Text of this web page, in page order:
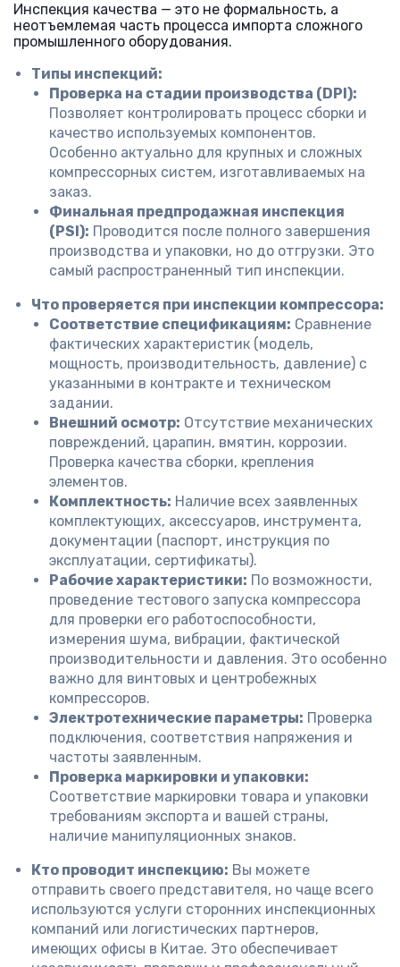
Инспекция качества — это не формальность, а
неотъемлемая часть процесса импорта сложного
промышленного оборудования.
Типы инспекций:
Проверка на стадии производства (DPI):
Позволяет контролировать процесс сборки и
качество используемых компонентов.
Особенно актуально для крупных и сложных
компрессорных систем, изготавливаемых на
заказ.
Финальная предпродажная инспекция
(PSI): Проводится после полного завершения
производства и упаковки, но до отгрузки. Это
самый распространенный тип инспекции.
Что проверяется при инспекции компрессора:
Соответствие спецификациям: Сравнение
фактических характеристик (модель,
мощность, производительность, давление) с
указанными в контракте и техническом
задании.
Внешний осмотр: Отсутствие механических
повреждений, царапин, вмятин, коррозии.
Проверка качества сборки, крепления
элементов.
Комплектность: Наличие всех заявленных
комплектующих, аксессуаров, инструмента,
документации (паспорт, инструкция по
эксплуатации, сертификаты).
Рабочие характеристики: По возможности,
проведение тестового запуска компрессора
для проверки его работоспособности,
измерения шума, вибрации, фактической
производительности и давления. Это особенно
важно для винтовых и центробежных
компрессоров.
Электротехнические параметры: Проверка
подключения, соответствия напряжения и
частоты заявленным.
Проверка маркировки и упаковки:
Соответствие маркировки товара и упаковки
требованиям экспорта и вашей страны,
наличие манипуляционных знаков.
Кто проводит инспекцию: Вы можете
отправить своего представителя, но чаще всего
используются услуги сторонних инспекционных
компаний или логистических партнеров,
имеющих офисы в Китае. Это обеспечивает